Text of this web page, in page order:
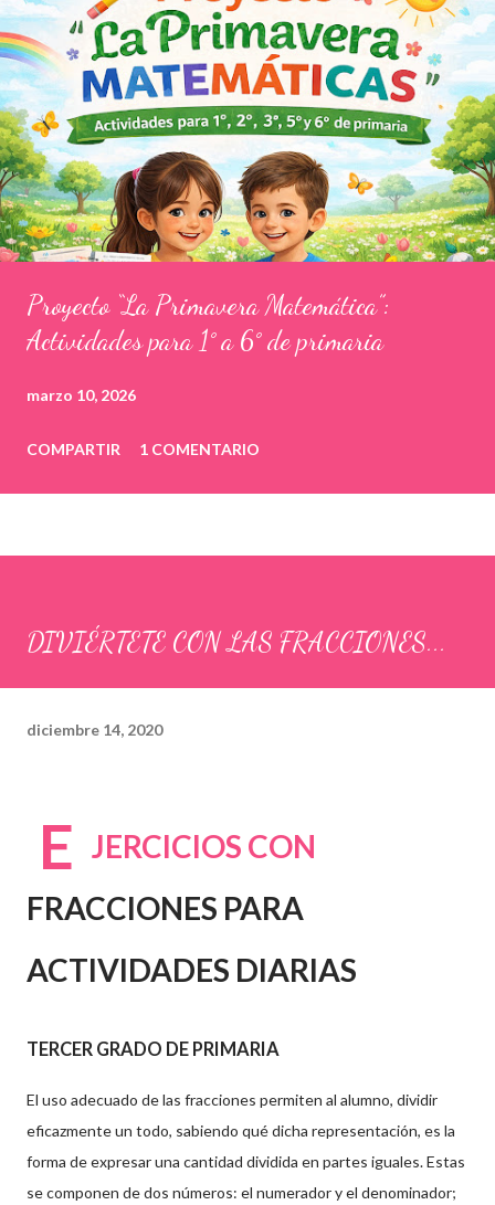
Proyecto “La Primavera Matemática”:
Actividades para 1° a 6° de primaria
marzo 10, 2026
COMPARTIR 1 COMENTARIO
DIVIÉRTETE CON LAS FRACCIONES...
diciembre 14, 2020
E JERCICIOS CON
FRACCIONES PARA
ACTIVIDADES DIARIAS
TERCER GRADO DE PRIMARIA
El uso adecuado de las fracciones permiten al alumno, dividir
eficazmente un todo, sabiendo qué dicha representación, es la
forma de expresar una cantidad dividida en partes iguales. Estas
se componen de dos números: el numerador y el denominador;